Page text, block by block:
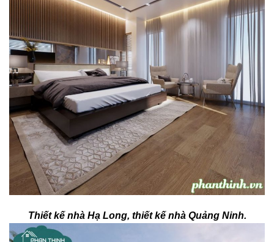
Thiết kế nhà Hạ Long, thiết kế nhà Quảng Ninh.